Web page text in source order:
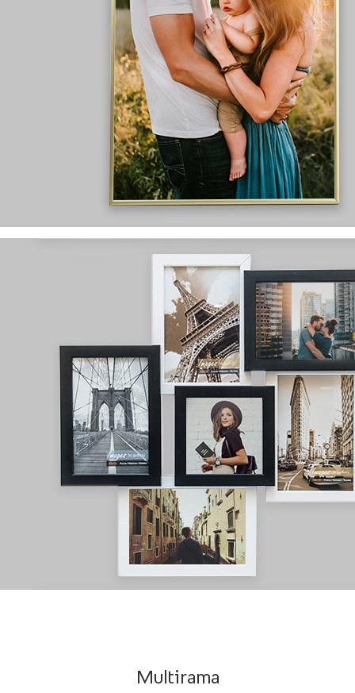
wyprodukowane w Polsce
dostępne rozmiary:
8x13, 10x15, 13x18, 15x21
szybka wykonana z pleksi
różnorodny wybórwzorów i kolorów
Ramki aluminiowe
wyprodukowane w Polsce
dostępne rozmiary:21x30, 30x40, 40x60, 50x70
szybka wykonana z pleksi
dostępne w dwóch kolorach:srebrnym i złotym